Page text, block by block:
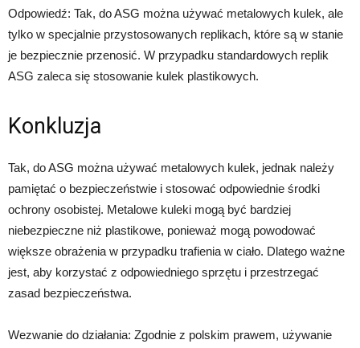
Odpowiedź: Tak, do ASG można używać metalowych kulek, ale
tylko w specjalnie przystosowanych replikach, które są w stanie
je bezpiecznie przenosić. W przypadku standardowych replik
ASG zaleca się stosowanie kulek plastikowych.
Konkluzja
Tak, do ASG można używać metalowych kulek, jednak należy
pamiętać o bezpieczeństwie i stosować odpowiednie środki
ochrony osobistej. Metalowe kuleki mogą być bardziej
niebezpieczne niż plastikowe, ponieważ mogą powodować
większe obrażenia w przypadku trafienia w ciało. Dlatego ważne
jest, aby korzystać z odpowiedniego sprzętu i przestrzegać
zasad bezpieczeństwa.
Wezwanie do działania: Zgodnie z polskim prawem, używanie